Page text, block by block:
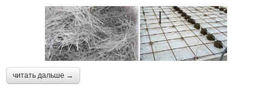
читать дальше →